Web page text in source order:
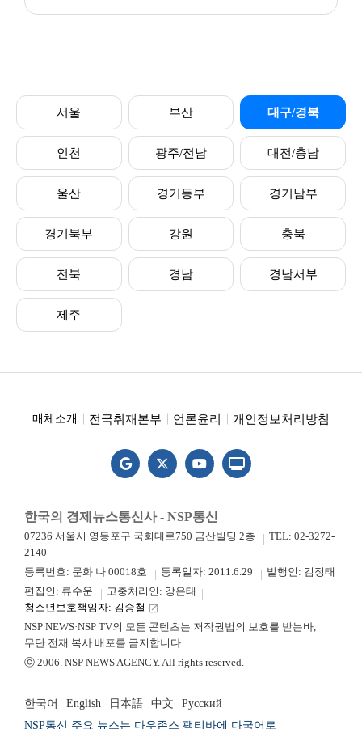
서울 부산 대구/경북
인천 광주/전남 대전/충남
울산 경기동부 경기남부
경기북부 강원 충북
전북 경남 경남서부
제주
매체소개 전국취재본부 언론윤리 개인정보처리방침
한국의 경제뉴스통신사 - NSP통신
07236 서울시 영등포구 국회대로750 금산빌딩 2층
TEL: 02-3272-
2140
등록번호: 문화 나 00018호
등록일자: 2011.6.29
발행인: 김정태
편집인: 류수운
고충처리인: 강은태
청소년보호책임자: 김승철 launch
NSP NEWS·NSP TV의 모든 콘텐츠는 저작권법의 보호를 받는바,
무단 전재.복사.배포를 금지합니다.
ⓒ 2006. NSP NEWS AGENCY. All rights reserved.
한국어 English 日本語 中文
Русский
NSP통신 주요 뉴스는 다우존스 팩티바에 다국어로